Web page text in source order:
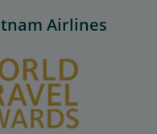
Airlines